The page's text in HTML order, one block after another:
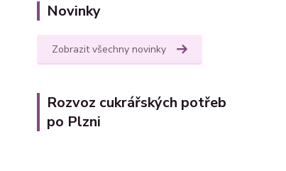
Novinky
Zobrazit všechny novinky
Rozvoz cukrářských potřeb
po Plzni